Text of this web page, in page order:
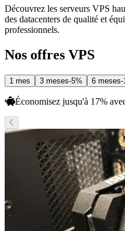
Découvrez les serveurs VPS
des datacenters de qualité et
professionnels.
Nos offres VPS
1 mes 3 meses-5% 6 meses-
Économisez jusqu'à 17%